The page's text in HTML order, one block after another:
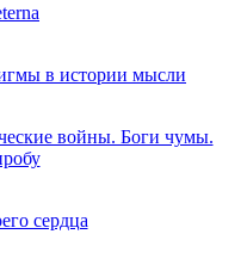
в истории мысли
войны. Боги чумы.
сердца